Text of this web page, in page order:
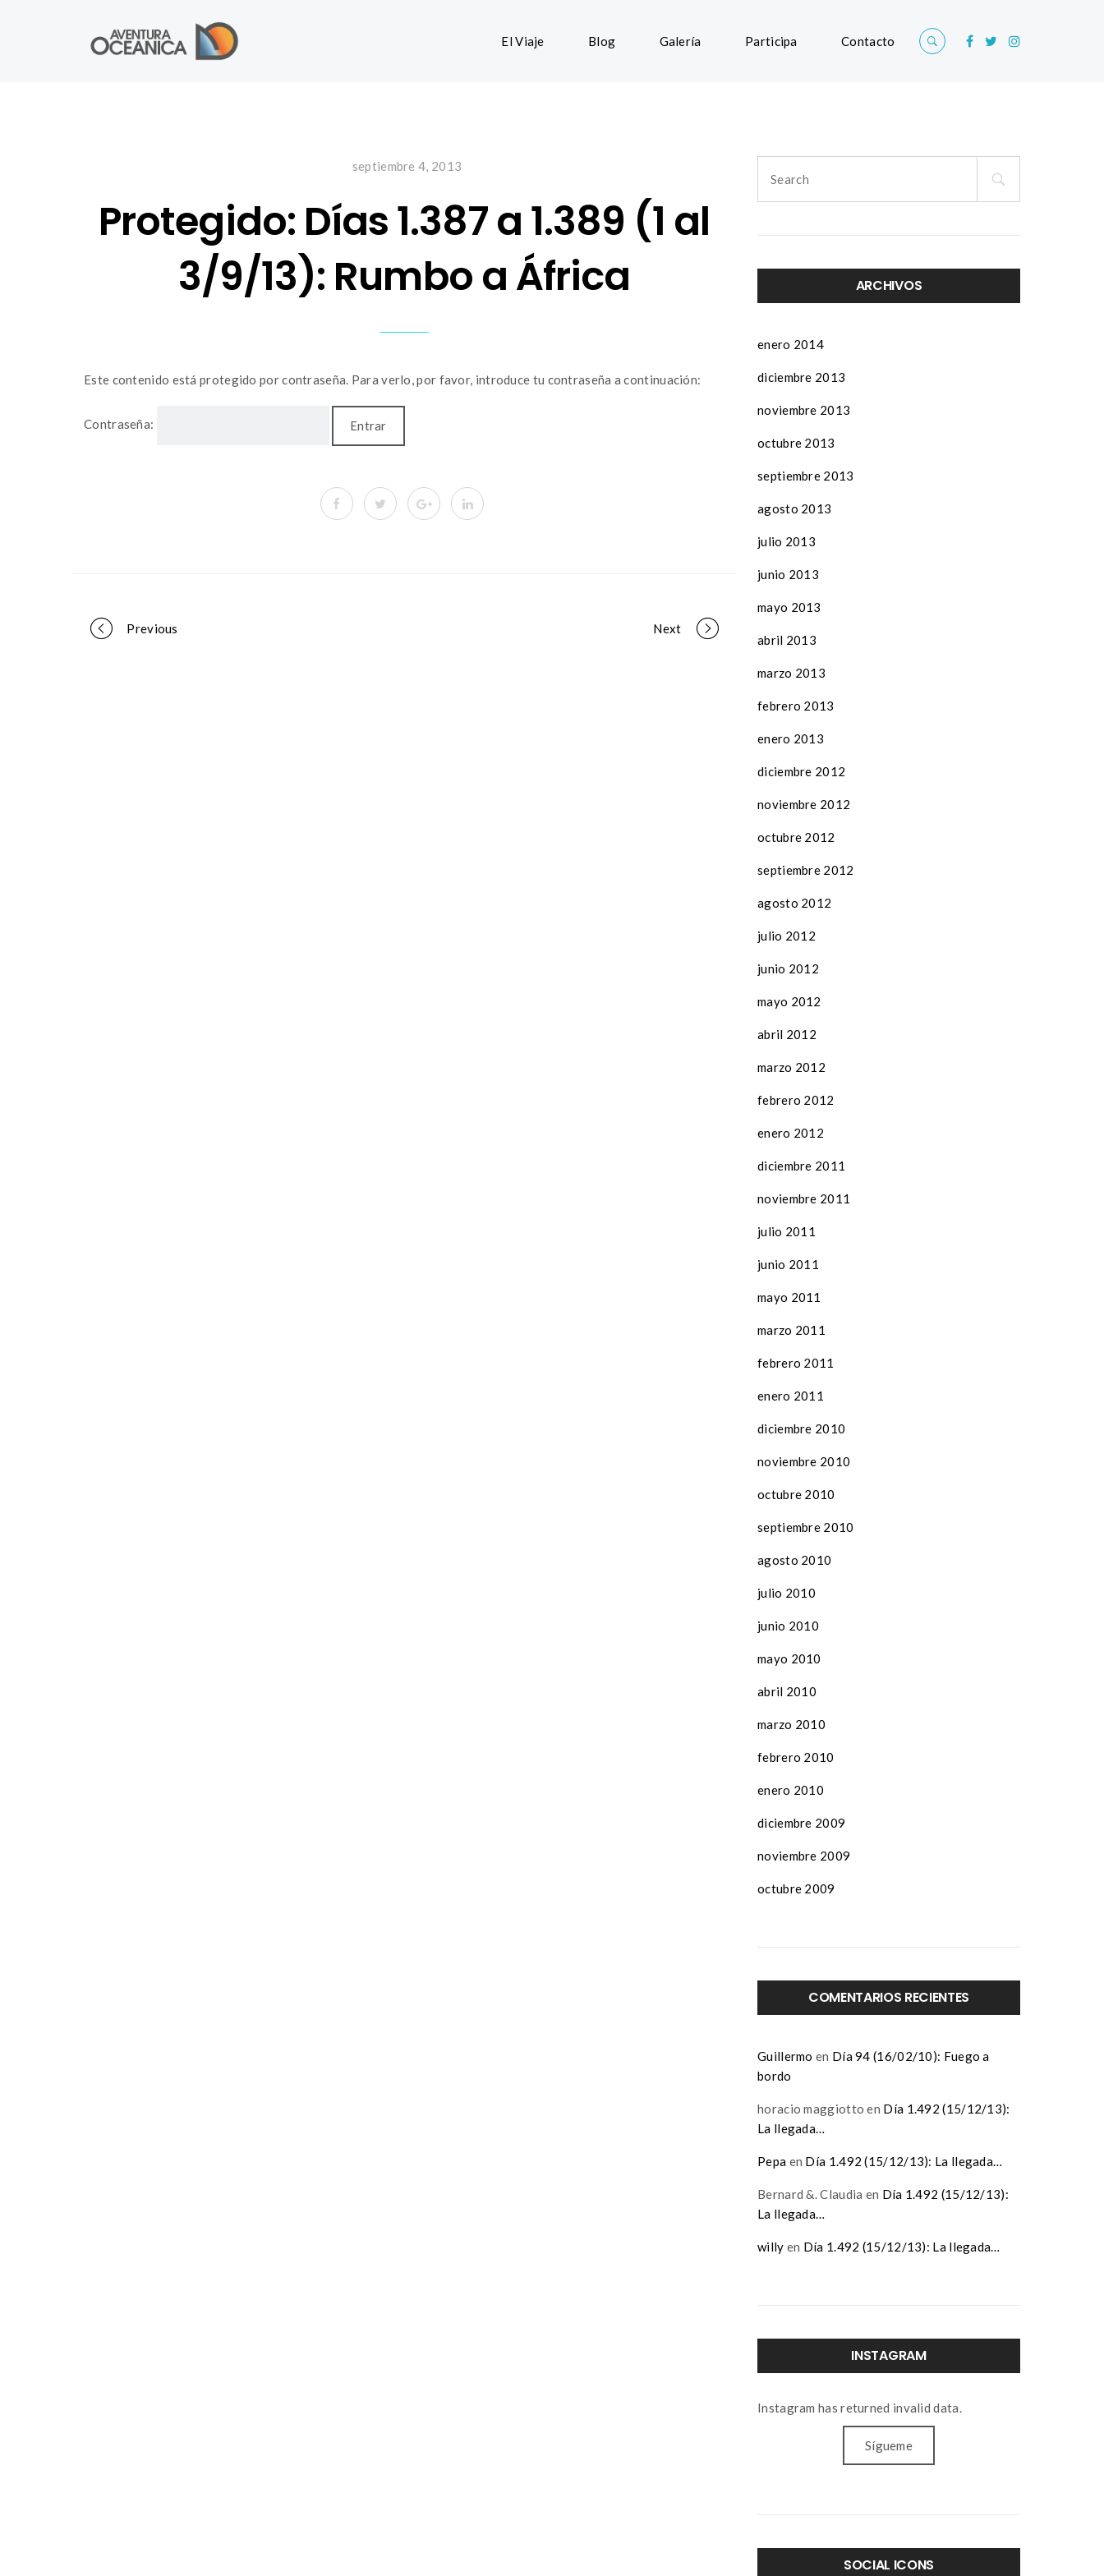
El Viaje Blog Galería Participa Contacto
septiembre 4, 2013
Protegido: Días 1.387 a 1.389 (1 al
3/9/13): Rumbo a África
Este contenido está protegido por contraseña. Para verlo, por favor, introduce tu contraseña a continuación:
Contraseña:
Portfolio
Previous Next
for:
ARCHIVOS
enero 2014
diciembre 2013
noviembre 2013
octubre 2013
septiembre 2013
agosto 2013
julio 2013
junio 2013
mayo 2013
abril 2013
marzo 2013
febrero 2013
enero 2013
diciembre 2012
noviembre 2012
octubre 2012
septiembre 2012
agosto 2012
julio 2012
junio 2012
mayo 2012
abril 2012
marzo 2012
febrero 2012
enero 2012
diciembre 2011
noviembre 2011
julio 2011
junio 2011
mayo 2011
marzo 2011
febrero 2011
enero 2011
diciembre 2010
noviembre 2010
octubre 2010
septiembre 2010
agosto 2010
julio 2010
junio 2010
mayo 2010
abril 2010
marzo 2010
febrero 2010
enero 2010
diciembre 2009
noviembre 2009
octubre 2009
COMENTARIOS RECIENTES
Guillermo en Día 94 (16/02/10): Fuego a
bordo
horacio maggiotto en Día 1.492 (15/12/13):
La llegada…
Pepa en Día 1.492 (15/12/13): La llegada…
Bernard &. Claudia en Día 1.492 (15/12/13):
La llegada…
willy en Día 1.492 (15/12/13): La llegada…
INSTAGRAM
Instagram has returned invalid data.
Sígueme
SOCIAL ICONS